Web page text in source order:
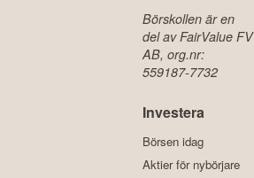
Börskollen är en
del av FairValue FV
AB, org.nr:
559187-7732
Investera
Börsen idag
Aktier för nybörjare